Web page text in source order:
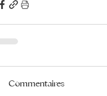
Commentaires